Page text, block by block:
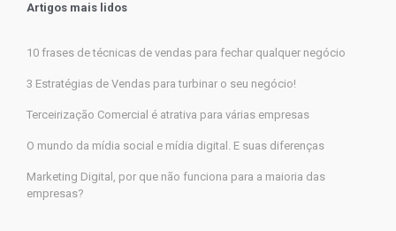
Artigos mais lidos
10 frases de técnicas de vendas para fechar qualquer negócio
3 Estratégias de Vendas para turbinar o seu negócio!
Terceirização Comercial é atrativa para várias empresas
O mundo da mídia social e mídia digital. E suas diferenças
Marketing Digital, por que não funciona para a maioria das
empresas?